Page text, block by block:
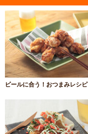
ビールに合う！おつまみレシピ